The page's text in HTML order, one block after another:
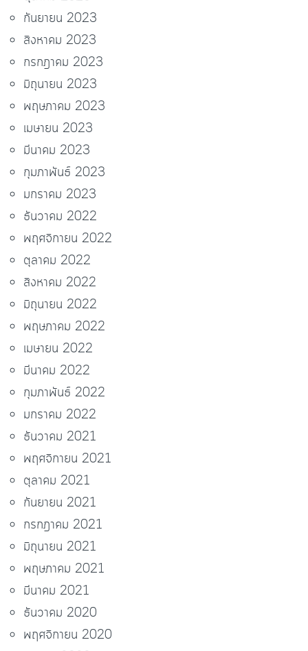
กันยายน 2023
สิงหาคม 2023
กรกฎาคม 2023
มิถุนายน 2023
พฤษภาคม 2023
เมษายน 2023
มีนาคม 2023
กุมภาพันธ์ 2023
มกราคม 2023
ธันวาคม 2022
พฤศจิกายน 2022
ตุลาคม 2022
สิงหาคม 2022
มิถุนายน 2022
พฤษภาคม 2022
เมษายน 2022
มีนาคม 2022
กุมภาพันธ์ 2022
มกราคม 2022
ธันวาคม 2021
พฤศจิกายน 2021
ตุลาคม 2021
กันยายน 2021
กรกฎาคม 2021
มิถุนายน 2021
พฤษภาคม 2021
มีนาคม 2021
ธันวาคม 2020
พฤศจิกายน 2020